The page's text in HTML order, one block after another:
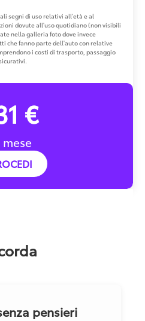
segni di uso relativi all'età e al
dovute all'uso quotidiano (non visibili
nella galleria foto dove invece
che fanno parte dell'auto con relative
i costi di trasporto, passaggio
€
pensieri